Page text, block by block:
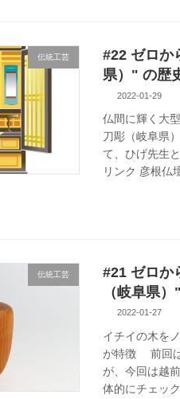
伝統工芸
#22 ゼロか
県）" の歴
2022-01-29
仏間に輝く大
刀彫（岐阜県
て、ひげ先生
リンク 彦根仏
伝統工芸
#21 ゼロか
（岐阜県
2022-01-27
イチイの木を
が特徴 前回は
が、今回は越
体的にチェッ